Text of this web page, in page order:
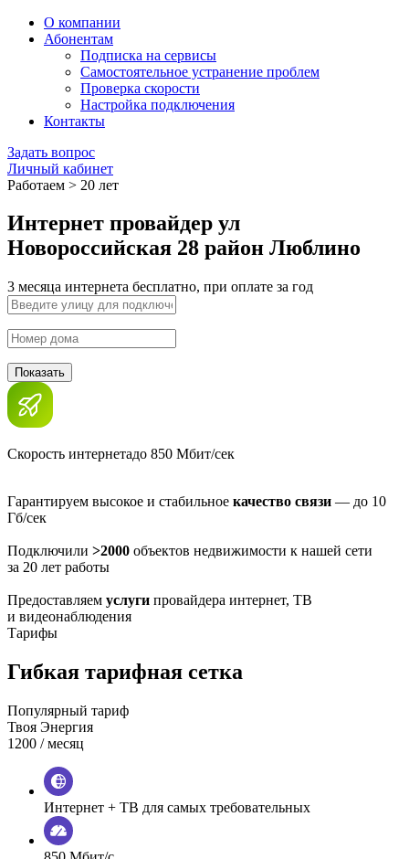
О компании
Абонентам
Подписка на сервисы
Самостоятельное устранение проблем
Проверка скорости
Настройка подключения
Контакты
Задать вопрос
Личный кабинет
Работаем > 20 лет
Интернет провайдер ул
Новороссийская 28 район Люблино
3 месяца интернета бесплатно, при оплате за год
Показать
Скорость интернетадо 850 Мбит/сек
Гарантируем высокое и стабильное качество связи — до 10
Гб/сек
Подключили >2000 объектов недвижимости к нашей сети
за 20 лет работы
Предоставляем услуги провайдера интернет, ТВ
и видеонаблюдения
Тарифы
Гибкая тарифная сетка
Популярный тариф
Твоя Энергия
1200 / месяц
Интернет + ТВ для самых требовательных